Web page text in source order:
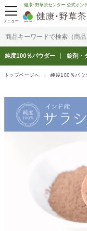
メニュー
健康･野草茶センター 公式オン
純度100％パウダー 錠剤・
トップページへ 純度100％パウ